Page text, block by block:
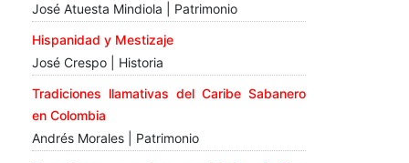
José Atuesta Mindiola | Patrimonio
Hispanidad y Mestizaje
José Crespo | Historia
Tradiciones llamativas del Caribe Sabanero
en Colombia
Andrés Morales | Patrimonio